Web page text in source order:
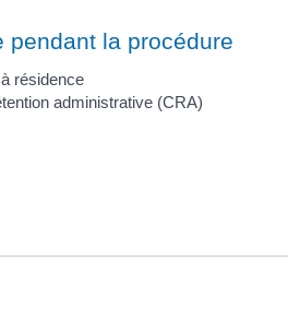
pendant la procédure
résidence
administrative (CRA)